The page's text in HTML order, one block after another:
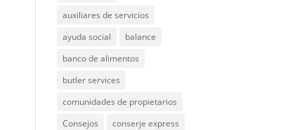
auxiliares de servicios
ayuda social
balance
banco de alimentos
butler services
comunidades de propietarios
Consejos
conserje express